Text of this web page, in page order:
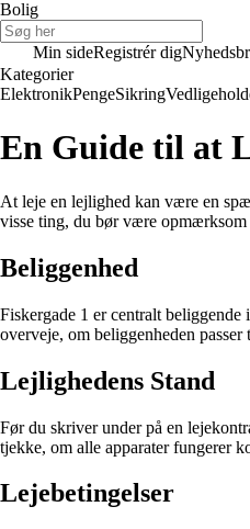
Bolig
Min sideRegistrér dig
Kategorier
ElektronikPengeSikring
En Guide til at
At leje en lejlighed kan være en
visse ting, du bør være
Beliggenhed
Fiskergade 1 er centralt
overveje, om beliggenheden
Lejlighedens Stand
Før du skriver under på en
tjekke, om alle apparater fungerer
Lejebetingelser